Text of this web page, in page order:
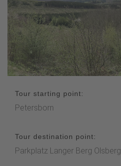
Tour starting point:
Petersborn
Tour destination point:
Parkplatz Langer Berg Olsberg